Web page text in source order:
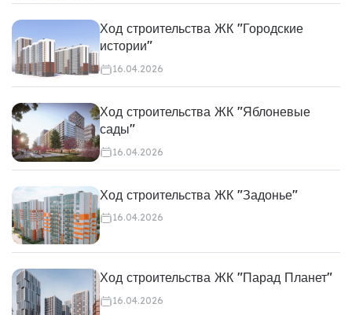
Ход строительства ЖК "Городские
истории"
16.04.2026
Ход строительства ЖК "Яблоневые
сады"
16.04.2026
Ход строительства ЖК "Задонье"
16.04.2026
Ход строительства ЖК "Парад Планет"
16.04.2026